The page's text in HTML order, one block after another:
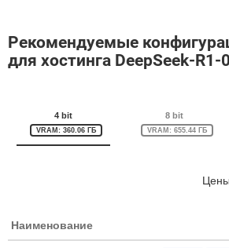
Рекомендуемые
для хостинга DeepSeek-R1-
4 bit
VRAM: 360.06 ГБ
8 bit
VRAM: 655.44 ГБ
Наименование